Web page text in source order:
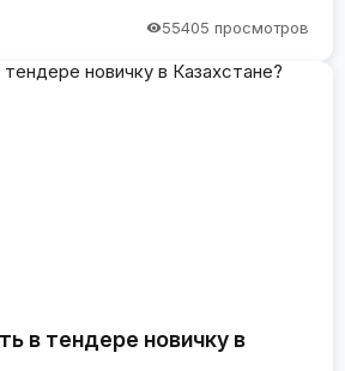
55405 просмотров
в тендере новичку в